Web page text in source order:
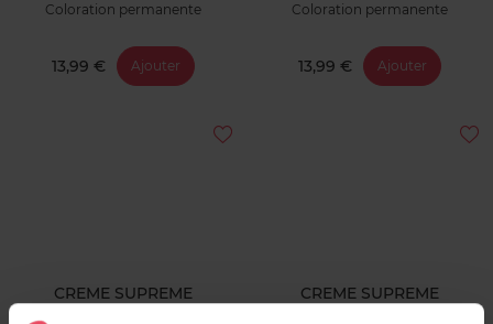
Coloration permanente
13,99 € Ajouter
Coloration permanente
13,99 € Ajouter
CREME SUPREME CREME SUPREME